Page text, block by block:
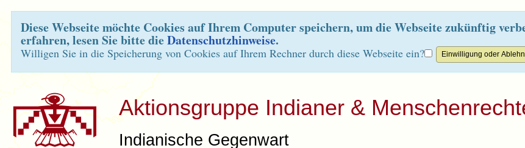
Diese Webseite möchte Cookies auf Ihrem Computer speichern, um die Webseite zukünftig
erfahren, lesen Sie bitte dieDatenschutzhinweise.
Willigen Sie in die Speicherung von Cookies auf Ihrem Rechner durch diese Webseite ein?
Aktionsgruppe Indianer &
Indianische Gegenwart